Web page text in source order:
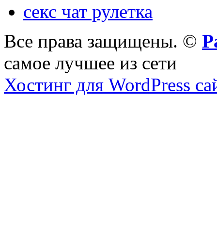
секс чат рулетка
Все права защищены. ©
самое лучшее из сети
Хостинг для WordPress